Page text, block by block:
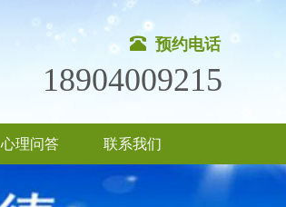
预约电话
18904009215
心理问答 联系我们